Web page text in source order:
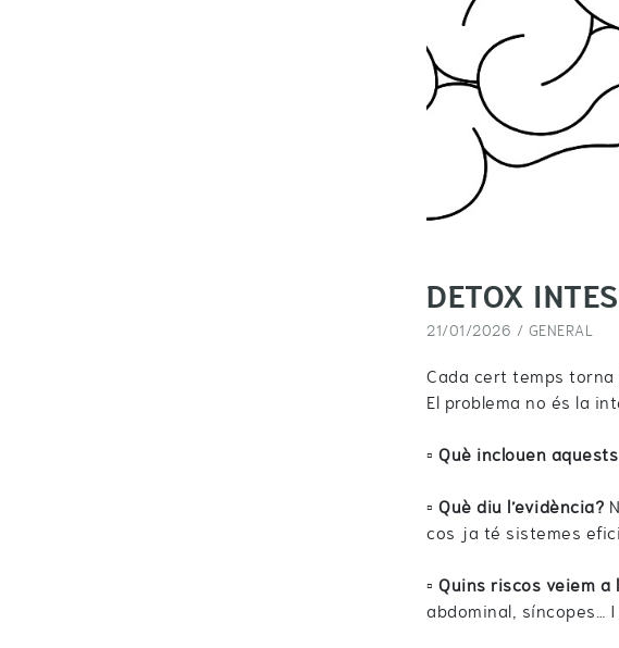
DETOX
21/01/2026 / GENERAL
Cada cert temps torna
El problema no és la
▫️ Què inclouen
▫️ Què diu l’evidència?
cos ja té sistemes
▫️ Quins riscos veiem
abdominal, síncopes…